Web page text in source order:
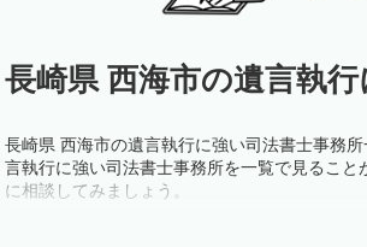
長崎県 西海市の遺言執
長崎県 西海市の遺言執行に強い司法書士事務
言執行に強い司法書士事務所を一覧で見るこ
に相談してみましょう。